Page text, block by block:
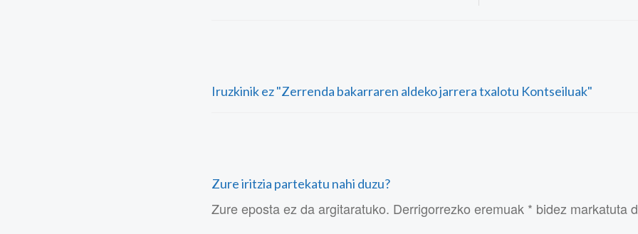
Iruzkinik ez "Zerrenda bakarraren aldeko jarrera txalotu Kontseiluak"
Zure iritzia partekatu nahi duzu?
Zure eposta ez da argitaratuko. Derrigorrezko eremuak * bidez markatuta